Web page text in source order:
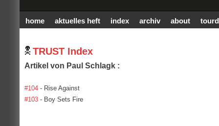
home aktuelles heft index archiv about
TRUST Index
Artikel von Paul Schlagk :
#104 - Rise Against
#103 - Boy Sets Fire